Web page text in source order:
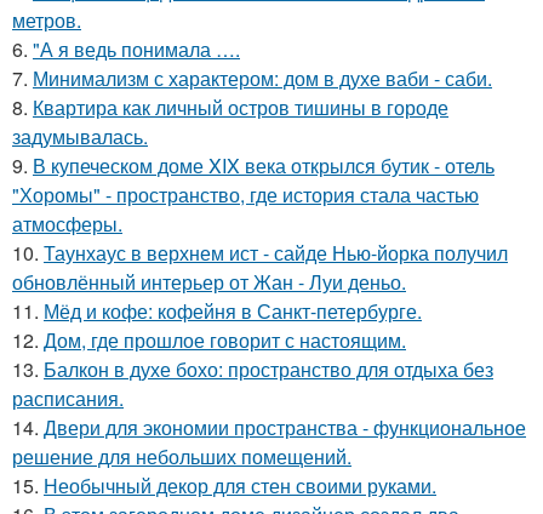
метров.
6. "А я ведь понимала ….
7. Минимализм с характером: дом в духе ваби - саби.
8. Квартира как личный остров тишины в городе
задумывалась.
9. В купеческом доме XIX века открылся бутик - отель
"Хоромы" - пространство, где история стала частью
атмосферы.
10. Таунхаус в верхнем ист - сайде Нью-йорка получил
обновлённый интерьер от Жан - Луи деньо.
11. Мёд и кофе: кофейня в Санкт-петербурге.
12. Дом, где прошлое говорит с настоящим.
13. Балкон в духе бохо: пространство для отдыха без
расписания.
14. Двери для экономии пространства - функциональное
решение для небольших помещений.
15. Необычный декор для стен своими руками.